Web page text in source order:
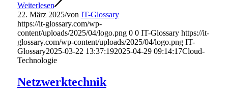
Weiterlesen
22. März 2025/von IT-Glossary
https://it-glossary.com/wp-
content/uploads/2025/04/logo.png 0 0 IT-Glossary https://it-
glossary.com/wp-content/uploads/2025/04/logo.png IT-
Glossary2025-03-22 13:37:192025-04-29 09:14:17Cloud-
Technologie
Netzwerktechnik